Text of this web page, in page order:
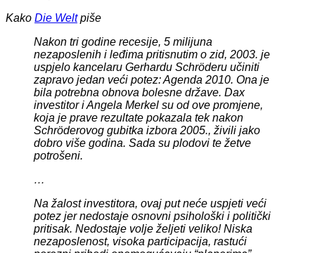
Kako Die Weltpiše
Nakon tri godine recesije, 5 milijuna
nezaposlenih i leđima pritisnutim o zid, 2003. je
uspjelo kancelaru Gerhardu Schröderu učiniti
zapravo jedan veći potez: Agenda 2010. Ona je
bila potrebna obnova bolesne države. Dax
investitor i Angela Merkel su od ove promjene,
koja je prave rezultate pokazala tek nakon
Schröderovog gubitka izbora 2005., živili jako
dobro više godina. Sada su plodovi te žetve
potrošeni.
…
Na žalost investitora, ovaj put neće uspjeti veći
potez jer nedostaje osnovni psihološki i politički
pritisak. Nedostaje volje željeti veliko! Niska
nezaposlenost, visoka participacija, rastući